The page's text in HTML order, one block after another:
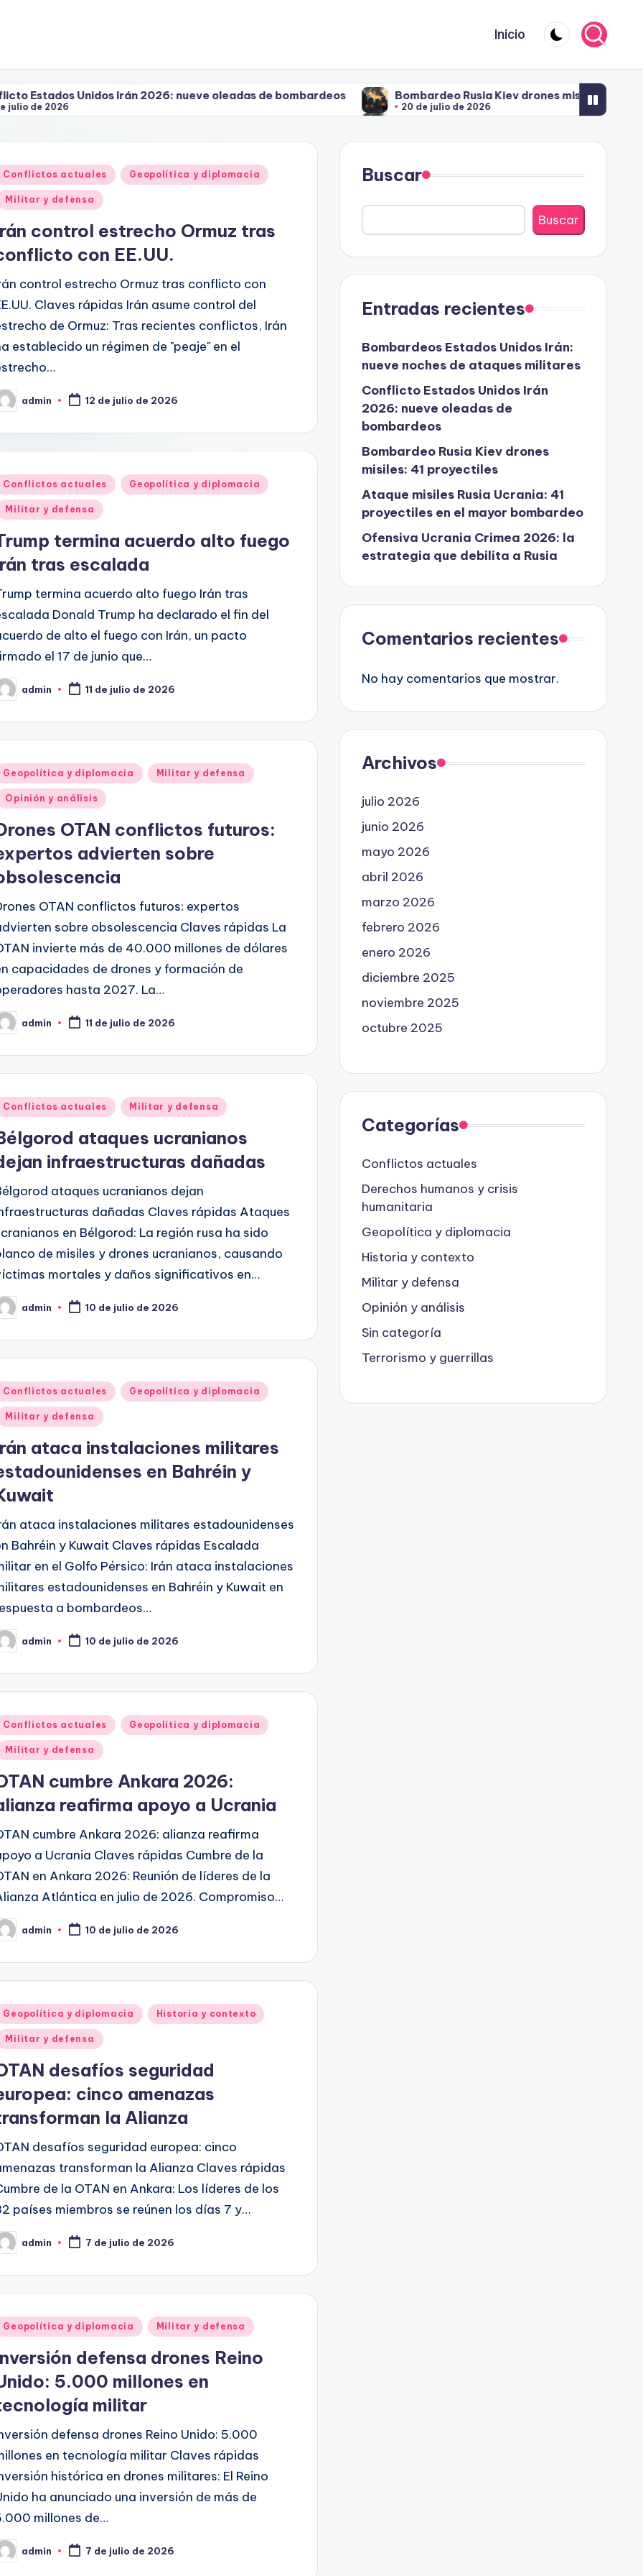
Inicio
Irán 2026: nueve oleadas de bombardeos Bombardeo Rusia Kiev drones misiles: 41 proyectiles
20 de julio de 2026
Irán 2026: nueve oleadas de bombardeos Bombardeo Rusia Kiev drones misiles: 41 proyectiles
Conflictos actuales Geopolítica y diplomacia
Militar y defensa
control estrecho Ormuz tras
con EE.UU.
control estrecho Ormuz tras conflicto con
Claves rápidas Irán asume control del
de Ormuz: Tras recientes conflictos, Irán
establecido un régimen de "peaje" en el
admin 12 de julio de 2026
Conflictos actuales Geopolítica y diplomacia
Militar y defensa
termina acuerdo alto fuego
tras escalada
termina acuerdo alto fuego Irán tras
Donald Trump ha declarado el fin del
de alto el fuego con Irán, un pacto
el 17 de junio que…
admin 11 de julio de 2026
Geopolítica y diplomacia Militar y defensa
Opinión y análisis
OTAN conflictos futuros:
advierten sobre
OTAN conflictos futuros: expertos
sobre obsolescencia Claves rápidas La
invierte más de 40.000 millones de dólares
capacidades de drones y formación de
hasta 2027. La…
admin 11 de julio de 2026
Conflictos actuales Militar y defensa
ataques ucranianos
infraestructuras dañadas
ataques ucranianos dejan
dañadas Claves rápidas Ataques
en Bélgorod: La región rusa ha sido
de misiles y drones ucranianos, causando
mortales y daños significativos en…
admin 10 de julio de 2026
Conflictos actuales Geopolítica y diplomacia
Militar y defensa
ataca instalaciones militares
en Bahréin y
ataca instalaciones militares estadounidenses
Bahréin y Kuwait Claves rápidas Escalada
en el Golfo Pérsico: Irán ataca instalaciones
estadounidenses en Bahréin y Kuwait en
a bombardeos…
admin 10 de julio de 2026
Conflictos actuales Geopolítica y diplomacia
Militar y defensa
cumbre Ankara 2026:
reafirma apoyo a Ucrania
cumbre Ankara 2026: alianza reafirma
a Ucrania Claves rápidas Cumbre de la
en Ankara 2026: Reunión de líderes de la
Atlántica en julio de 2026. Compromiso…
admin 10 de julio de 2026
Geopolítica y diplomacia Historia y contexto
Militar y defensa
desafíos seguridad
cinco amenazas
la Alianza
desafíos seguridad europea: cinco
transforman la Alianza Claves rápidas
de la OTAN en Ankara: Los líderes de los
países miembros se reúnen los días 7 y…
admin 7 de julio de 2026
Geopolítica y diplomacia Militar y defensa
defensa drones Reino
5.000 millones en
militar
defensa drones Reino Unido: 5.000
en tecnología militar Claves rápidas
histórica en drones militares: El Reino
ha anunciado una inversión de más de
millones de…
admin 7 de julio de 2026
Buscar
Buscar
Entradas recientes
Bombardeos Estados Unidos Irán:
nueve noches de ataques militares
Conflicto Estados Unidos Irán
2026: nueve oleadas de
bombardeos
Bombardeo Rusia Kiev drones
misiles: 41 proyectiles
Ataque misiles Rusia Ucrania: 41
proyectiles en el mayor bombardeo
Ofensiva Ucrania Crimea 2026: la
estrategia que debilita a Rusia
Comentarios recientes
No hay comentarios que mostrar.
Archivos
julio 2026
junio 2026
mayo 2026
abril 2026
marzo 2026
febrero 2026
enero 2026
diciembre 2025
noviembre 2025
octubre 2025
Categorías
Conflictos actuales
Derechos humanos y crisis
humanitaria
Geopolítica y diplomacia
Historia y contexto
Militar y defensa
Opinión y análisis
Sin categoría
Terrorismo y guerrillas